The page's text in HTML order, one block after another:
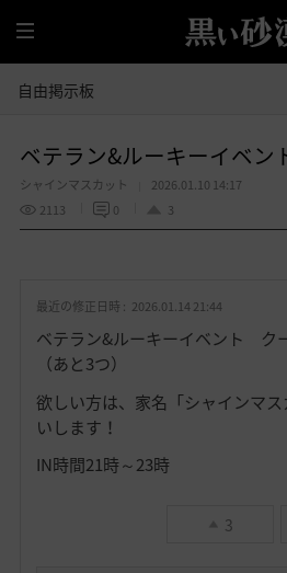
全
体
自由掲示板
ベテラン&ルーキーイベ
シャインマスカット
2026.01.10 14:17
2113
0 3
最近の修正日時 : 2026.01.14 21:44
ベテラン&ルーキーイベント ク
（あと3つ）
欲しい方は、家名「シャインマ
いします！
IN時間21時～23時
3